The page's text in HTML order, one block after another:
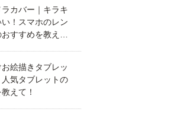
カバー｜キラキ
！スマホのレン
すすめを教え
絵描きタブレッ
人気タブレットの
えて！